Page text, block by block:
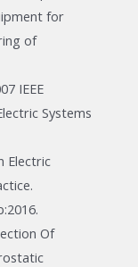
for
of
IEEE
Systems
Electric
Of